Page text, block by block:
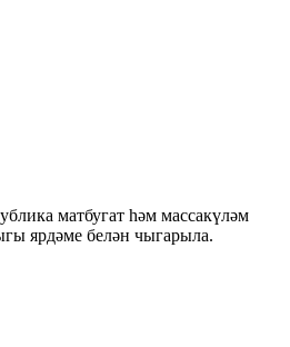
матбугат һәм массакүләм
ярдәме белән чыгарыла.